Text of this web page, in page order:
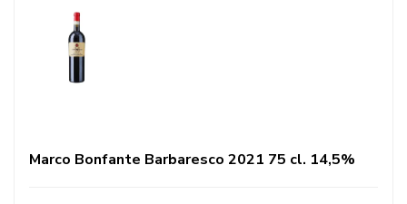
Marco Bonfante Barbaresco 2021 75 cl. 14,5%